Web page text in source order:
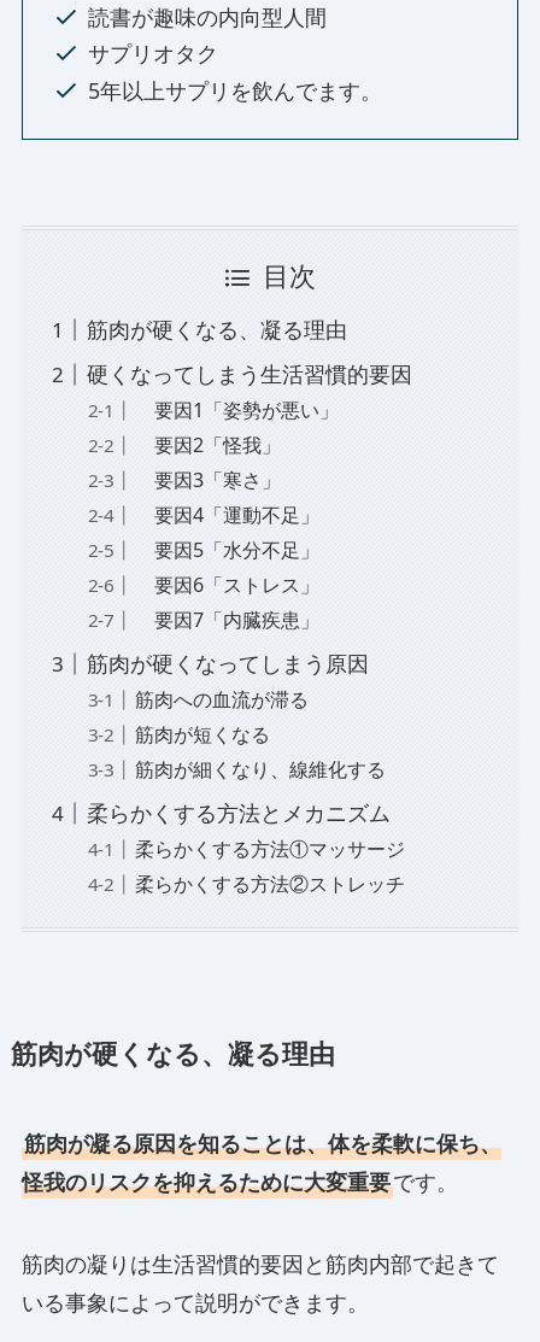
読書が趣味の内向型人間
サプリオタク
5年以上サプリを飲んでます。
目次
筋肉が硬くなる、凝る理由
硬くなってしまう生活習慣的要因
要因1「姿勢が悪い」
要因2「怪我」
要因3「寒さ」
要因4「運動不足」
要因5「水分不足」
要因6「ストレス」
要因7「内臓疾患」
筋肉が硬くなってしまう原因
筋肉への血流が滞る
筋肉が短くなる
筋肉が細くなり、線維化する
柔らかくする方法とメカニズム
柔らかくする方法①マッサージ
柔らかくする方法②ストレッチ
筋肉が硬くなる、凝る理由
筋肉が凝る原因を知ることは、体を柔軟に保ち、
怪我のリスクを抑えるために大変重要です。
筋肉の凝りは生活習慣的要因と筋肉内部で起きて
いる事象によって説明ができます。